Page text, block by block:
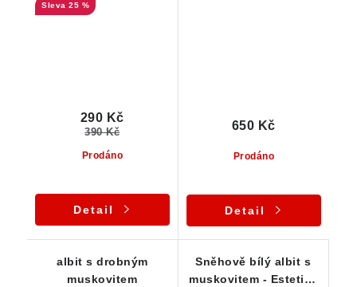
25 %
Prodáno
290 Kč
390 Kč
Detail
Prodáno
650 Kč
Detail
albit s drobným
muskovitem
Sněhově bílý albit s
muskovitem - Estetika